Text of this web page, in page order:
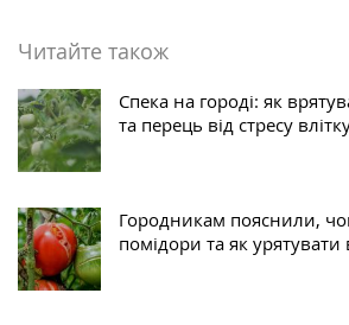
Читайте також
Спека на городі: як
та перець від стресу
Городникам пояснили,
помідори та як